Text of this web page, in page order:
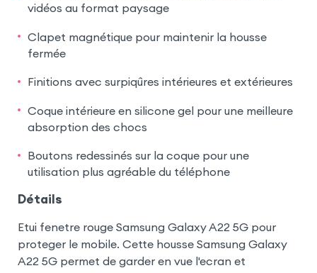
vidéos au format paysage
Clapet magnétique pour maintenir la housse
fermée
Finitions avec surpiqûres intérieures et extérieures
Coque intérieure en silicone gel pour une meilleure
absorption des chocs
Boutons redessinés sur la coque pour une
utilisation plus agréable du téléphone
Détails
Etui fenetre rouge Samsung Galaxy A22 5G pour
proteger le mobile. Cette housse Samsung Galaxy
A22 5G permet de garder en vue l'ecran et